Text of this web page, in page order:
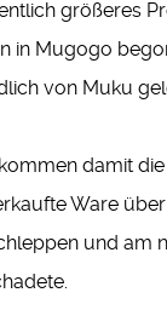
größeres
in Mugogo
von Muku
damit
Ware
und am